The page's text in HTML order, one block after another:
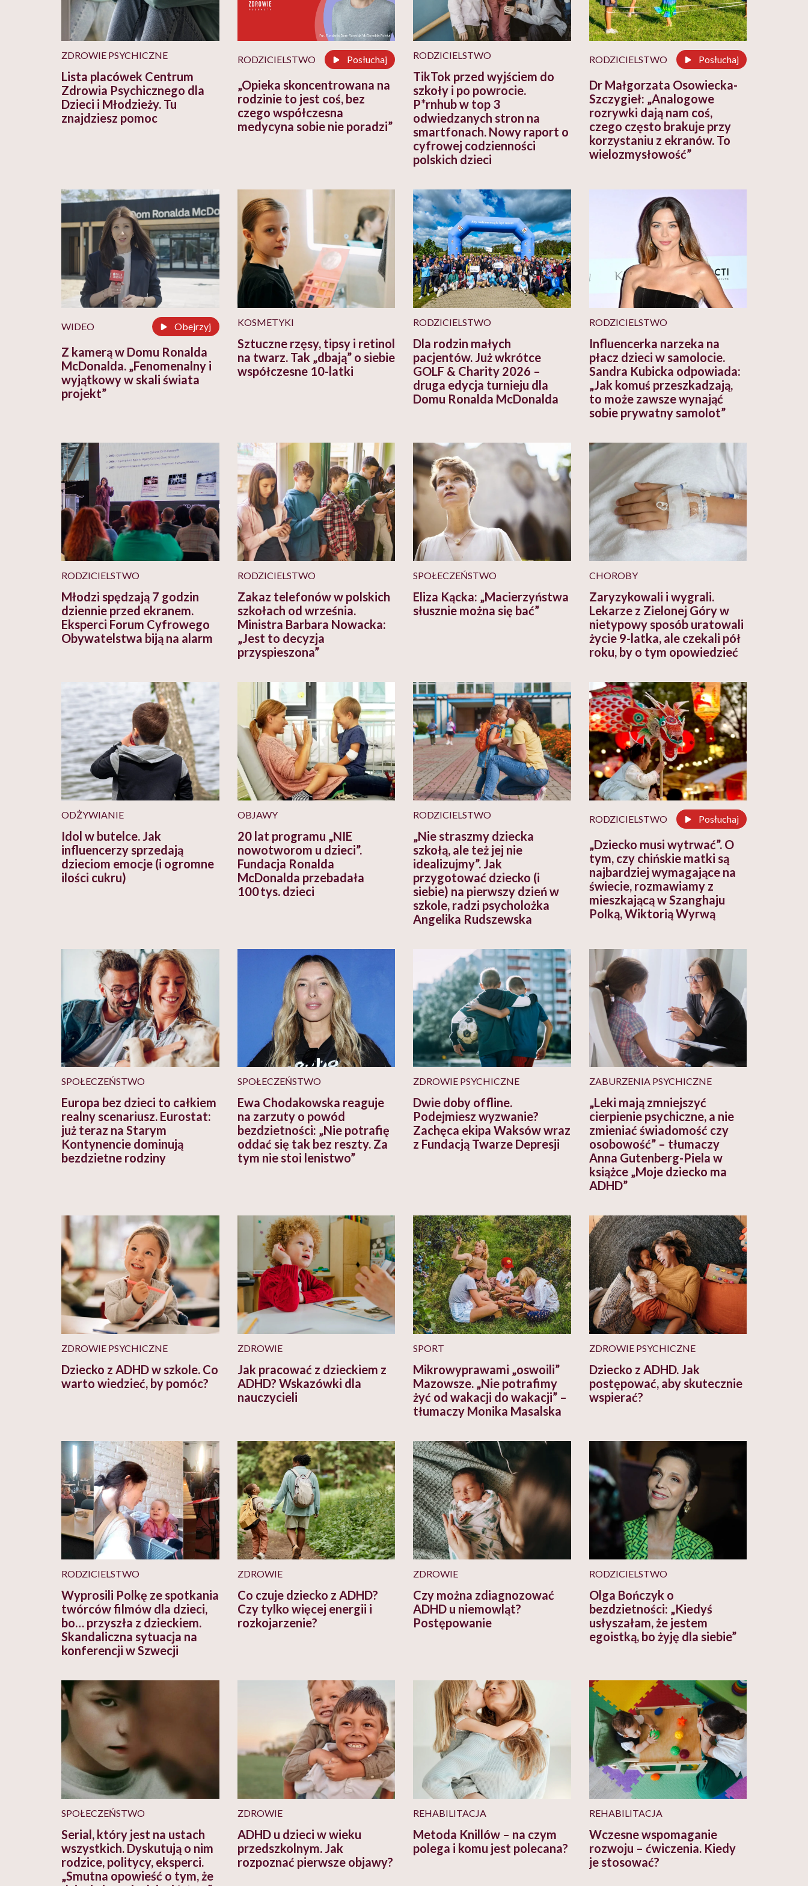
ZDROWIE PSYCHICZNE
Lista placówek Centrum
Zdrowia Psychicznego dla
Dzieci i Młodzieży. Tu
znajdziesz pomoc
RODZICIELSTWO Posłuchaj
„Opieka skoncentrowana na
rodzinie to jest coś, bez
czego współczesna
medycyna sobie nie poradzi”
RODZICIELSTWO
TikTok przed wyjściem do
szkoły i po powrocie.
P*rnhub w top 3
odwiedzanych stron na
smartfonach. Nowy raport o
cyfrowej codzienności
polskich dzieci
RODZICIELSTWO Posłuchaj
Dr Małgorzata Osowiecka-
Szczygieł: „Analogowe
rozrywki dają nam coś,
czego często brakuje przy
korzystaniu z ekranów. To
wielozmysłowość”
WIDEO Obejrzyj
Z kamerą w Domu Ronalda
McDonalda. „Fenomenalny i
wyjątkowy w skali świata
projekt”
KOSMETYKI
Sztuczne rzęsy, tipsy i retinol
na twarz. Tak „dbają” o siebie
współczesne 10-latki
RODZICIELSTWO
Dla rodzin małych
pacjentów. Już wkrótce
GOLF & Charity 2026 –
druga edycja turnieju dla
Domu Ronalda McDonalda
RODZICIELSTWO
Influencerka narzeka na
płacz dzieci w samolocie.
Sandra Kubicka odpowiada:
„Jak komuś przeszkadzają,
to może zawsze wynająć
sobie prywatny samolot”
RODZICIELSTWO
Młodzi spędzają 7 godzin
dziennie przed ekranem.
Eksperci Forum Cyfrowego
Obywatelstwa biją na alarm
RODZICIELSTWO
Zakaz telefonów w polskich
szkołach od września.
Ministra Barbara Nowacka:
„Jest to decyzja
przyspieszona”
SPOŁECZEŃSTWO
Eliza Kącka: „Macierzyństwa
słusznie można się bać”
CHOROBY
Zaryzykowali i wygrali.
Lekarze z Zielonej Góry w
nietypowy sposób uratowali
życie 9-latka, ale czekali pół
roku, by o tym opowiedzieć
ODŻYWIANIE
Idol w butelce. Jak
influencerzy sprzedają
dzieciom emocje (i ogromne
ilości cukru)
OBJAWY
20 lat programu „NIE
nowotworom u dzieci”.
Fundacja Ronalda
McDonalda przebadała
100 tys. dzieci
RODZICIELSTWO
„Nie straszmy dziecka
szkołą, ale też jej nie
idealizujmy”. Jak
przygotować dziecko (i
siebie) na pierwszy dzień w
szkole, radzi psycholożka
Angelika Rudszewska
RODZICIELSTWO Posłuchaj
„Dziecko musi wytrwać”. O
tym, czy chińskie matki są
najbardziej wymagające na
świecie, rozmawiamy z
mieszkającą w Szanghaju
Polką, Wiktorią Wyrwą
SPOŁECZEŃSTWO
Europa bez dzieci to całkiem
realny scenariusz. Eurostat:
już teraz na Starym
Kontynencie dominują
bezdzietne rodziny
SPOŁECZEŃSTWO
Ewa Chodakowska reaguje
na zarzuty o powód
bezdzietności: „Nie potrafię
oddać się tak bez reszty. Za
tym nie stoi lenistwo”
ZDROWIE PSYCHICZNE
Dwie doby offline.
Podejmiesz wyzwanie?
Zachęca ekipa Waksów wraz
z Fundacją Twarze Depresji
ZABURZENIA PSYCHICZNE
„Leki mają zmniejszyć
cierpienie psychiczne, a nie
zmieniać świadomość czy
osobowość” – tłumaczy
Anna Gutenberg-Piela w
książce „Moje dziecko ma
ADHD”
ZDROWIE PSYCHICZNE
Dziecko z ADHD w szkole. Co
warto wiedzieć, by pomóc?
ZDROWIE
Jak pracować z dzieckiem z
ADHD? Wskazówki dla
nauczycieli
SPORT
Mikrowyprawami „oswoili”
Mazowsze. „Nie potrafimy
żyć od wakacji do wakacji” –
tłumaczy Monika Masalska
ZDROWIE PSYCHICZNE
Dziecko z ADHD. Jak
postępować, aby skutecznie
wspierać?
RODZICIELSTWO
Wyprosili Polkę ze spotkania
twórców filmów dla dzieci,
bo… przyszła z dzieckiem.
Skandaliczna sytuacja na
konferencji w Szwecji
ZDROWIE
Co czuje dziecko z ADHD?
Czy tylko więcej energii i
rozkojarzenie?
ZDROWIE
Czy można zdiagnozować
ADHD u niemowląt?
Postępowanie
RODZICIELSTWO
Olga Bończyk o
bezdzietności: „Kiedyś
usłyszałam, że jestem
egoistką, bo żyję dla siebie”
SPOŁECZEŃSTWO
Serial, który jest na ustach
wszystkich. Dyskutują o nim
rodzice, politycy, eksperci.
„Smutna opowieść o tym, że
ZDROWIE
ADHD u dzieci w wieku
przedszkolnym. Jak
rozpoznać pierwsze objawy?
REHABILITACJA
Metoda Knillów – na czym
polega i komu jest polecana?
REHABILITACJA
Wczesne wspomaganie
rozwoju – ćwiczenia. Kiedy
je stosować?